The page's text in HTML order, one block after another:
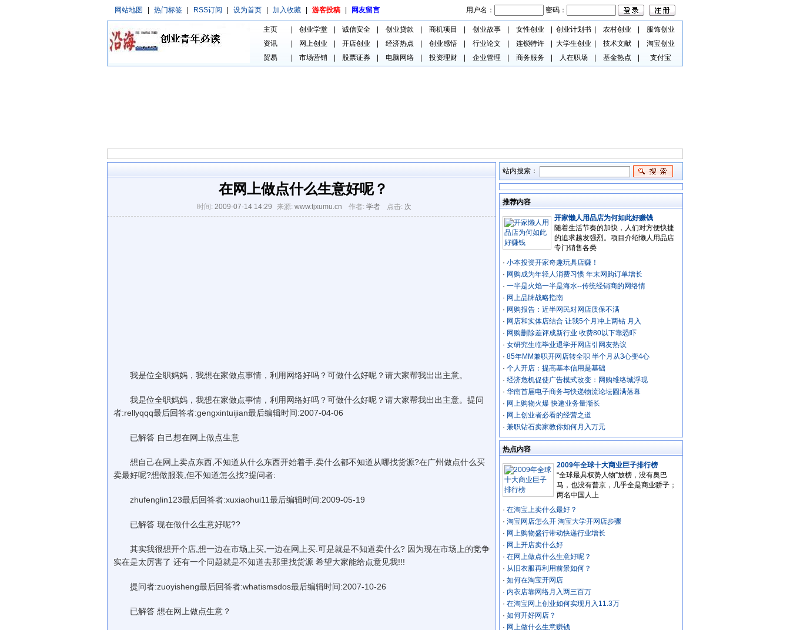
网站地图 热门标签 RSS订阅 设为首页 加入收藏 游客投稿 网友留言 用户名： 密码：
主页 创业学堂 诚信安全 创业贷款 商机项目 创业故事 女性创业 创业计划书 农村创业
服饰创业
资讯
网上创业 开店创业 经济热点 创业感悟 行业论文 连锁特许 大学生创业 技术文献
淘宝创业
贸易
市场营销 股票证券 电脑网络 投资理财 企业管理 商务服务 人在职场 基金热点 支付宝
在网上做点什么生意好呢？
时间: 2009-07-14 14:29 来源: www.tjxumu.cn 作者: 学者 点击: 次
我是位全职妈妈，我想在家做点事情，利用网络好吗？可做什么好呢？请大家帮我出出主意。
我是位全职妈妈，我想在家做点事情，利用网络好吗？可做什么好呢？请大家帮我出出主意。提问
者:rellyqqq最后回答者:gengxintuijian最后编辑时间:2007-04-06
已解答 自己想在网上做点生意
想自己在网上卖点东西,不知道从什么东西开始着手,卖什么都不知道从哪找货源?在广州做点什么买
卖最好呢?想做服装,但不知道怎么找?提问者:
zhufenglin123最后回答者:xuxiaohui11最后编辑时间:2009-05-19
已解答 现在做什么生意好呢??
其实我很想开个店,想一边在市场上买,一边在网上买.可是就是不知道卖什么? 因为现在市场上的竞争
实在是太厉害了 还有一个问题就是不知道去那里找货源 希望大家能给点意见我!!!
提问者:zuoyisheng最后回答者:whatismsdos最后编辑时间:2007-10-26
已解答 想在网上做点生意？
站内搜索：
推荐内容
开家懒人用品店为何如此好赚钱
随着生活节奏的加快，人们对方便快捷
的追求越发强烈。项目介绍懒人用品店
专门销售各类
· 小本投资开家奇趣玩具店赚！
· 网购成为年轻人消费习惯 年末网购订单增长
· 一半是火焰一半是海水--传统经销商的网络情
· 网上品牌战略指南
· 网购报告：近半网民对网店质保不满
· 网店和实体店结合 让我5个月冲上两钻 月入
· 网购删除差评成新行业 收费80以下靠恐吓
· 女研究生临毕业退学开网店引网友热议
· 85年MM兼职开网店转全职 半个月从3心变4心
· 个人开店：提高基本信用是基础
· 经济危机促使广告模式改变：网购维络城浮现
· 华南首届电子商务与快递物流论坛圆满落幕
· 网上购物火爆 快递业务量渐长
· 网上创业者必看的经营之道
· 兼职钻石卖家教你如何月入万元
热点内容
2009年全球十大商业巨子排行榜
“全球最具权势人物”放榜，没有奥巴
马，也没有普京，几乎全是商业骄子；
两名中国人上
· 在淘宝上卖什么最好？
· 淘宝网店怎么开 淘宝大学开网店步骤
· 网上购物盛行带动快递行业增长
· 网上开店卖什么好
· 在网上做点什么生意好呢？
· 从旧衣服再利用前景如何？
· 如何在淘宝开网店
· 内衣店靠网络月入两三百万
· 在淘宝网上创业如何实现月入11.3万
· 如何开好网店？
· 网上做什么生意赚钱